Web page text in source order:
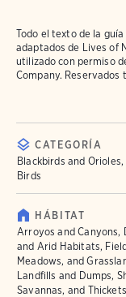
Todo el texto de la
adaptados de Lives of
utilizado con permiso
Company. Reservados
CATEGORÍA
Blackbirds and
Birds
HÁBITAT
Arroyos and Canyons,
and Arid Habitats,
Meadows, and
Landfills and Dumps,
Savannas, and Thickets